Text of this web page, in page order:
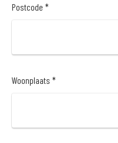
Postcode *
Woonplaats *